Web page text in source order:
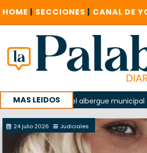
HOME | SECCIONES | CANAL DE
MAS LEIDOS
del albergue municipal de Viedma
con un encuentro provincial en Roca
24 julio 2026 Judiciales